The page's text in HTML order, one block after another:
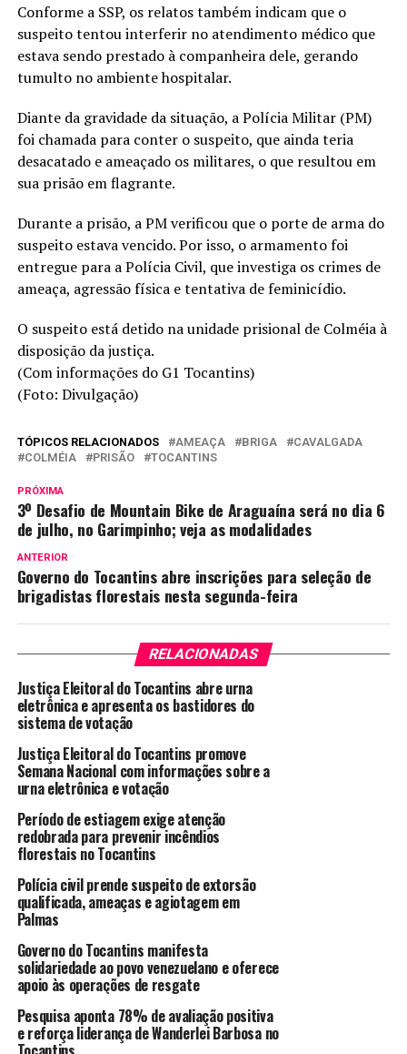
Conforme a SSP, os relatos também indicam que o
suspeito tentou interferir no atendimento médico que
estava sendo prestado à companheira dele, gerando
tumulto no ambiente hospitalar.
Diante da gravidade da situação, a Polícia Militar (PM)
foi chamada para conter o suspeito, que ainda teria
desacatado e ameaçado os militares, o que resultou em
sua prisão em flagrante.
Durante a prisão, a PM verificou que o porte de arma do
suspeito estava vencido. Por isso, o armamento foi
entregue para a Polícia Civil, que investiga os crimes de
ameaça, agressão física e tentativa de feminicídio.
O suspeito está detido na unidade prisional de Colméia à
disposição da justiça.
(Com informações do G1 Tocantins)
(Foto: Divulgação)
TÓPICOS RELACIONADOS AMEAÇA BRIGA
CAVALGADA
COLMÉIA
PRISÃO TOCANTINS
PRÓXIMA
3º Desafio de Mountain Bike de Araguaína será no dia 6
de julho, no Garimpinho; veja as modalidades
ANTERIOR
Governo do Tocantins abre inscrições para seleção de
brigadistas florestais nesta segunda-feira
RELACIONADAS
Justiça Eleitoral do Tocantins abre urna
eletrônica e apresenta os bastidores do
sistema de votação
Justiça Eleitoral do Tocantins promove
Semana Nacional com informações sobre a
urna eletrônica e votação
Período de estiagem exige atenção
redobrada para prevenir incêndios
florestais no Tocantins
Polícia civil prende suspeito de extorsão
qualificada, ameaças e agiotagem em
Palmas
Governo do Tocantins manifesta
solidariedade ao povo venezuelano e oferece
apoio às operações de resgate
Pesquisa aponta 78% de avaliação positiva
e reforça liderança de Wanderlei Barbosa no